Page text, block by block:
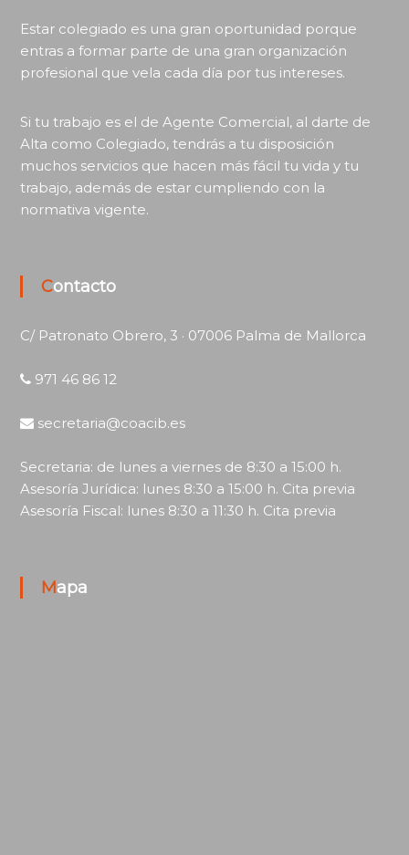
Estar colegiado es una gran oportunidad porque
entras a formar parte de una gran organización
profesional que vela cada día por tus intereses.
Si tu trabajo es el de Agente Comercial, al darte de
Alta como Colegiado, tendrás a tu disposición
muchos servicios que hacen más fácil tu vida y tu
trabajo, además de estar cumpliendo con la
normativa vigente.
Contacto
C/ Patronato Obrero, 3 · 07006 Palma de Mallorca
971 46 86 12
secretaria@coacib.es
Secretaria: de lunes a viernes de 8:30 a 15:00 h.
Asesoría Jurídica: lunes 8:30 a 15:00 h. Cita previa
Asesoría Fiscal: lunes 8:30 a 11:30 h. Cita previa
Mapa